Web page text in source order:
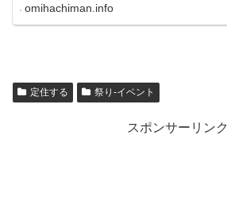
omihachiman.info
定住する 祭り-イベント
スポンサーリンク